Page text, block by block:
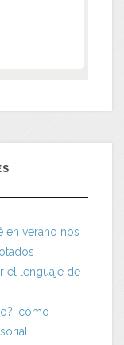
en verano nos
el lenguaje de
cómo